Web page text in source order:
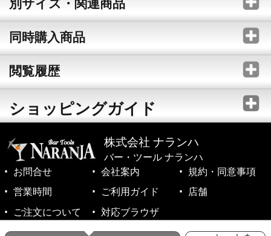
同時購入商品
閲覧履歴
ショッピングガイド
株式会社 ナランハ
バー・ツール ナランハ
お問合せ
会社案内
規約・同意事項
営業時間
ご利用ガイド
店舗
ご注文について
対応ブラウザ
©1999-2026 NARANJA Inc. All Rights Reserved.